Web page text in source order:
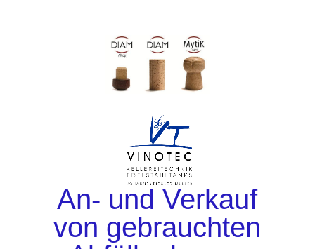
An- und Verkauf
von gebrauchten